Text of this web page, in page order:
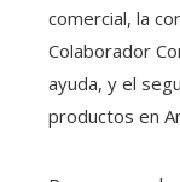
comercial, la
Colaborador
ayuda, y el
productos en